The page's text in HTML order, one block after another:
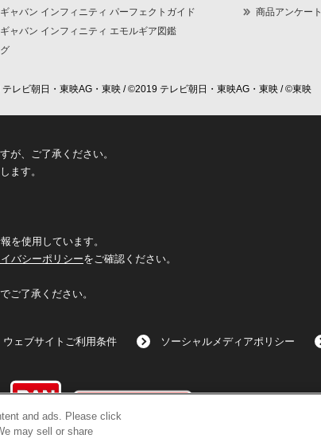
ャバン インフィニティ パーフェクトガイド
ャバン インフィニティ エモルギア図鑑
商品アンケート
レビ朝日・東映AG・東映 / ©2019 テレビ朝日・東映AG・東映 / ©東映
が、ご了承ください。
ます。
を使用しています。
バシーポリシーをご確認ください。
ご了承ください。
ウェブサイトご利用条件 ソーシャルメディアポリシー
and ads. Please click
may sell or share